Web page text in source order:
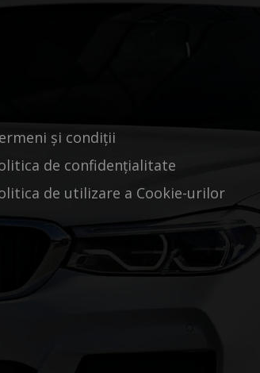
și condiții
de confidențialitate
de utilizare a Cookie-urilor